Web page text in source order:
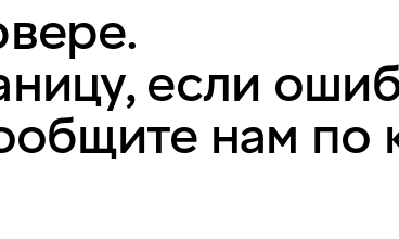
если
нам по